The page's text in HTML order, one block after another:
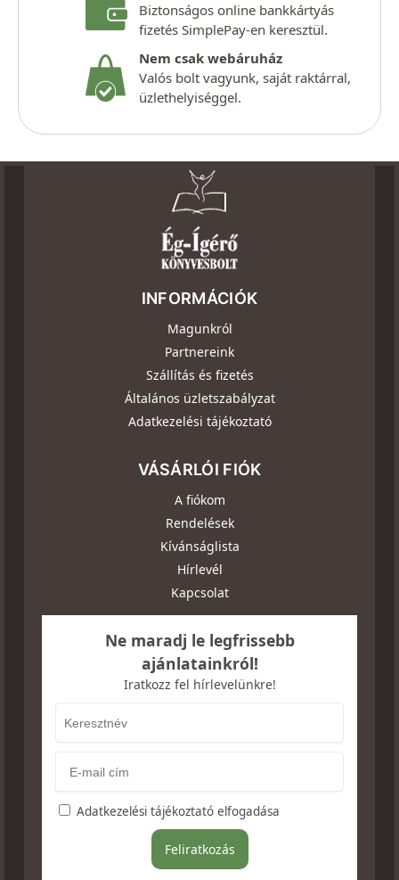
Biztonságos online bankkártyás
fizetés SimplePay-en keresztül.
Nem csak webáruház
Valós bolt vagyunk, saját raktárral,
üzlethelyiséggel.
INFORMÁCIÓK
Magunkról
Partnereink
Szállítás és fizetés
Általános üzletszabályzat
Adatkezelési tájékoztató
VÁSÁRLÓI FIÓK
A fiókom
Rendelések
Kívánságlista
Hírlevél
Kapcsolat
Ne maradj le legfrissebb
ajánlatainkról!
Iratkozz fel hírlevelünkre!
Adatkezelési tájékoztató elfogadása